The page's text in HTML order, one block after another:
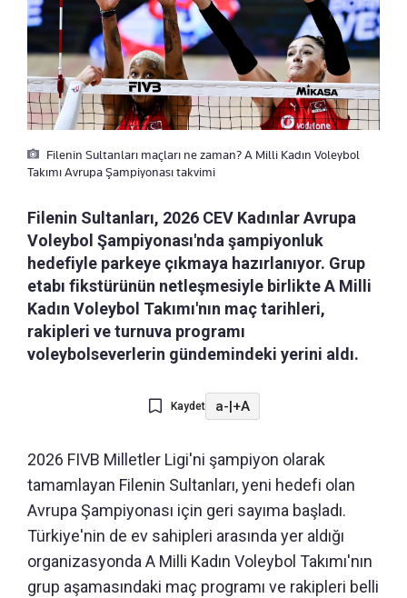
Filenin Sultanları maçları ne zaman? A Milli Kadın Voleybol
Takımı Avrupa Şampiyonası takvimi
Filenin Sultanları, 2026 CEV Kadınlar Avrupa
Voleybol Şampiyonası'nda şampiyonluk
hedefiyle parkeye çıkmaya hazırlanıyor. Grup
etabı fikstürünün netleşmesiyle birlikte A Milli
Kadın Voleybol Takımı'nın maç tarihleri,
rakipleri ve turnuva programı
voleybolseverlerin gündemindeki yerini aldı.
Kaydet a-|+A
2026 FIVB Milletler Ligi'ni şampiyon olarak
tamamlayan Filenin Sultanları, yeni hedefi olan
Avrupa Şampiyonası için geri sayıma başladı.
Türkiye'nin de ev sahipleri arasında yer aldığı
organizasyonda A Milli Kadın Voleybol Takımı'nın
grup aşamasındaki maç programı ve rakipleri belli